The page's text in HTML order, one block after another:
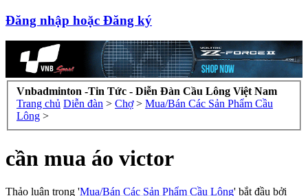
Đăng nhập hoặc Đăng ký
Vnbadminton -Tin Tức - Diễn Đàn Cầu Lông Việt Nam
Trang chủ Diễn đàn > Chợ > Mua/Bán Các Sản Phẩm Cầu
Lông >
cần mua áo victor
Thảo luận trong 'Mua/Bán Các Sản Phẩm Cầu Lông' bắt đầu bởi